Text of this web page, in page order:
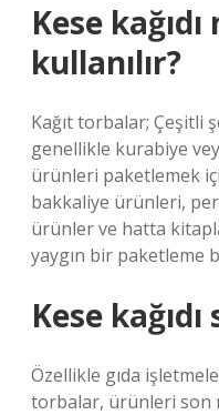
Kese
kullanılır?
Kağıt torbalar; Çeşitli
genellikle kurabiye
ürünleri paketlemek
bakkaliye ürünleri,
ürünler ve hatta
yaygın bir paketleme
Kese kağıdı
Özellikle gıda
torbalar, ürünleri son